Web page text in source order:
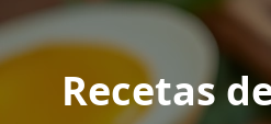
Recetas